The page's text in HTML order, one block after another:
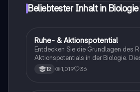
meistern.
Beliebtester Inhalt in Biologie
Biologie
Ruhe- & Aktionspotential
Entdecken Sie die Grundlagen des
Aktionspotentials in der Biologie.
Zusammenfassung bietet klare
detaillierte Abläufe von Depolarisation
12 1,019 36